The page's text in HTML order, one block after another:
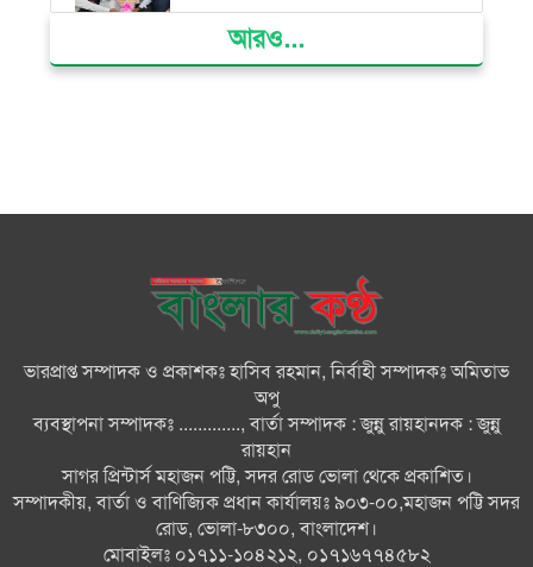
দৌলতখানে জমি বিরোধে পরিবারকে
বিষ দিয়ে মাছ ধরায় ৩ জেলে আটক
তজুমদ্দিনে চর মোজাম্মেলে চাঁদাবাজি
ও রাজনৈতিক চক্রান্তের অপচেষ্টার
বিরুদ্ধে সংবাদ সম্মেলন
সবার সম্মিলিত প্রচেষ্টায় সুন্দর
বাংলাদেশ গড়তে চাই: প্রধানমন্ত্রী
চিকিৎসক সমাজের পেশাগত
উৎকর্ষতার উজ্জ্বল দৃষ্টান্ত ড্যাব: ডা.
জুবাইদা
আরও...
ভারপ্রাপ্ত সম্পাদক ও প্রকাশকঃ হাসিব রহমান, নির্বাহী সম্পাদকঃ অমিতাভ
অপু
ব্যবস্থাপনা সম্পাদকঃ ............., বার্তা সম্পাদক : জুন্নু রায়হানদক : জুন্নু
রায়হান
সাগর প্রিন্টার্স মহাজন পট্টি, সদর রোড ভোলা থেকে প্রকাশিত।
সম্পাদকীয়, বার্তা ও বাণিজ্যিক প্রধান কার্যালয়ঃ ৯০৩-০০,মহাজন পট্টি সদর
রোড, ভোলা-৮৩০০, বাংলাদেশ।
মোবাইলঃ ০১৭১১-১০৪২১২, ০১৭১৬৭৭৪৫৮২